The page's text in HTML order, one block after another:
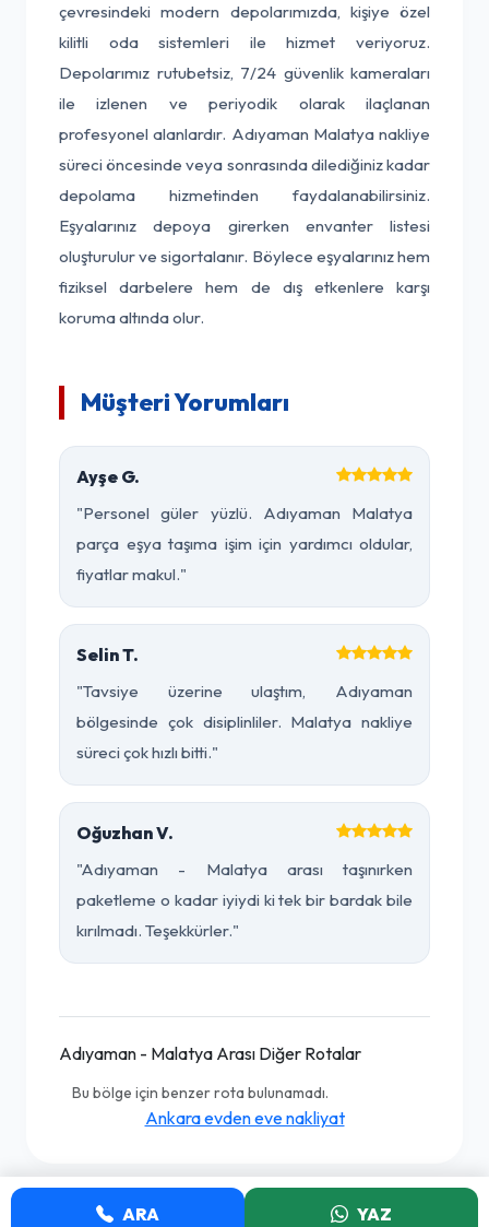
çevresindeki modern depolarımızda, kişiye özel
kilitli oda sistemleri ile hizmet veriyoruz.
Depolarımız rutubetsiz, 7/24 güvenlik kameraları
ile izlenen ve periyodik olarak ilaçlanan
profesyonel alanlardır. Adıyaman Malatya nakliye
süreci öncesinde veya sonrasında dilediğiniz kadar
depolama hizmetinden faydalanabilirsiniz.
Eşyalarınız depoya girerken envanter listesi
oluşturulur ve sigortalanır. Böylece eşyalarınız hem
fiziksel darbelere hem de dış etkenlere karşı
koruma altında olur.
Müşteri Yorumları
Ayşe G.
"Personel güler yüzlü. Adıyaman Malatya
parça eşya taşıma işim için yardımcı oldular,
fiyatlar makul."
Selin T.
"Tavsiye üzerine ulaştım, Adıyaman
bölgesinde çok disiplinliler. Malatya nakliye
süreci çok hızlı bitti."
Oğuzhan V.
"Adıyaman - Malatya arası taşınırken
paketleme o kadar iyiydi ki tek bir bardak bile
kırılmadı. Teşekkürler."
Adıyaman - Malatya Arası Diğer Rotalar
Bu bölge için benzer rota bulunamadı.
Ankara evden eve nakliyat
ARA YAZ